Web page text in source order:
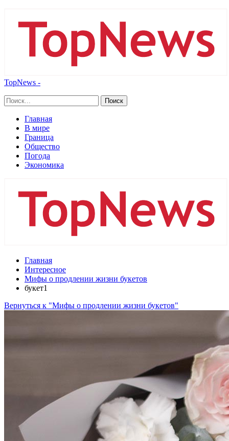
TopNews -
Главная
В мире
Граница
Общество
Погода
Экономика
Главная
Интересное
Мифы о продлении жизни букетов
букет1
Вернуться к "Мифы о продлении жизни букетов"